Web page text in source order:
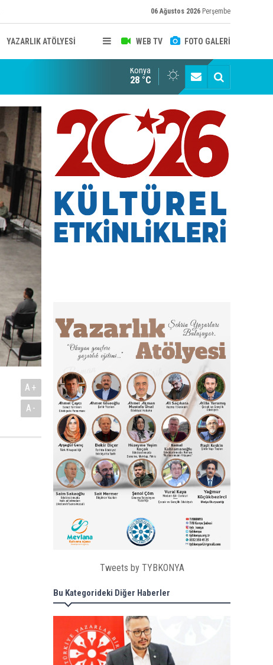
06 Ağustos 2026 Perşembe
WEB TV FOTO GALERİ
YAZARLIK ATÖLYESİ
TYB KONYA ŞUBESİ’NDE FOTOĞRAF DOLU BİR GÜN GERÇEKLEŞTİ
Konya
28 °C
A+
A-
Tweets by TYBKONYA
Bu Kategorideki Diğer Haberler